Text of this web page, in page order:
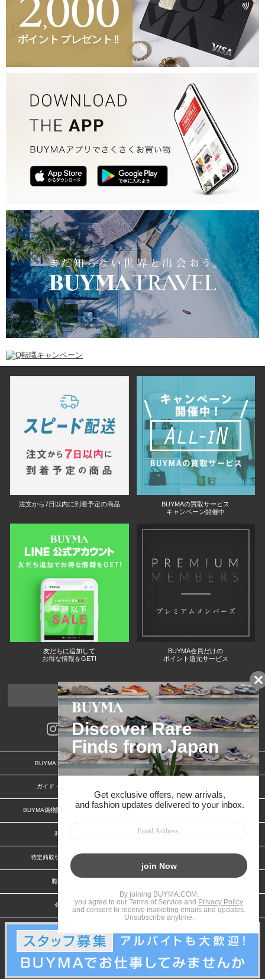
注文から7日以内に到着予定の商品
BUYMAの買取サービス
キャンペーン開催中
友だちに追加して
お得な情報をGET!
BUYMA会員だけの
ポイント還元サービス
ページトップへ
BUYMAスタートガイド 安心への取り組み
ガイド・お問い合わせ
BUYMA偽物販売防止の取り組み BUYMA CARD
利用規約
特定商取引法に関する表記
脆弱性報告
会社案内 スタッフ募集